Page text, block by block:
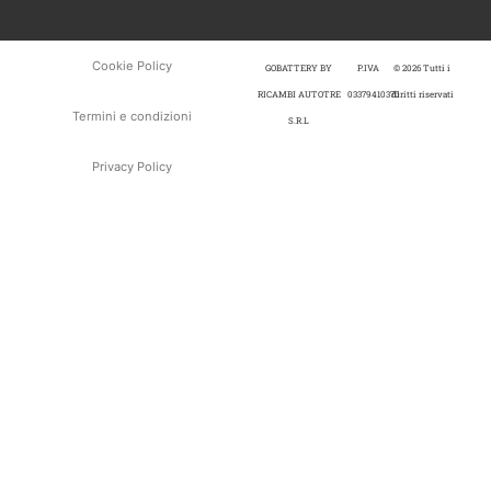
GOBATTERY BY
RICAMBI AUTOTRE
S.R.L
P.IVA
03379410370
© 2026 Tutti i
diritti riservati
Cookie Policy
Termini e condizioni
Privacy Policy